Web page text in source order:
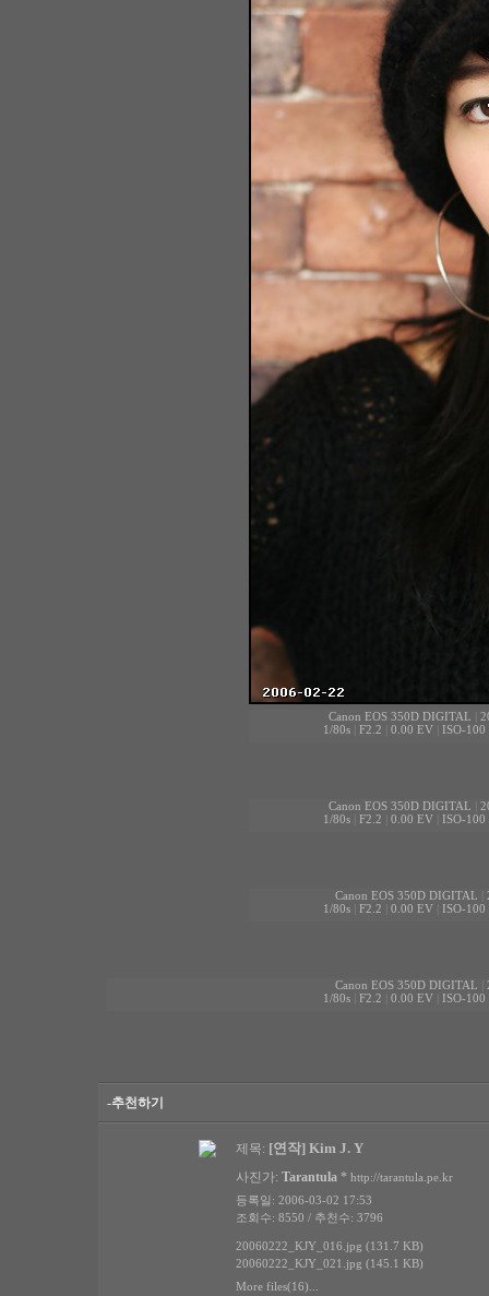
Canon EOS 350D DIGITAL
1/80s| F2.2 0.00 EV| ISO-100
Canon EOS 350D DIGITAL
1/80s| F2.2 0.00 EV| ISO-100
Canon EOS 350D DIGITAL
1/80s| F2.2 0.00 EV| ISO-100
Canon EOS 350D DIGITAL
1/80s| F2.2 0.00 EV| ISO-100
-추천하기
제목: [연작] Kim J. Y
사진가: Tarantula * http://tarantula.pe.kr
등록일: 2006-03-02 17:53
조회수: 8550 / 추천수: 3796
20060222_KJY_016.jpg (131.7 KB)
20060222_KJY_021.jpg (145.1 KB)
More files(16)...